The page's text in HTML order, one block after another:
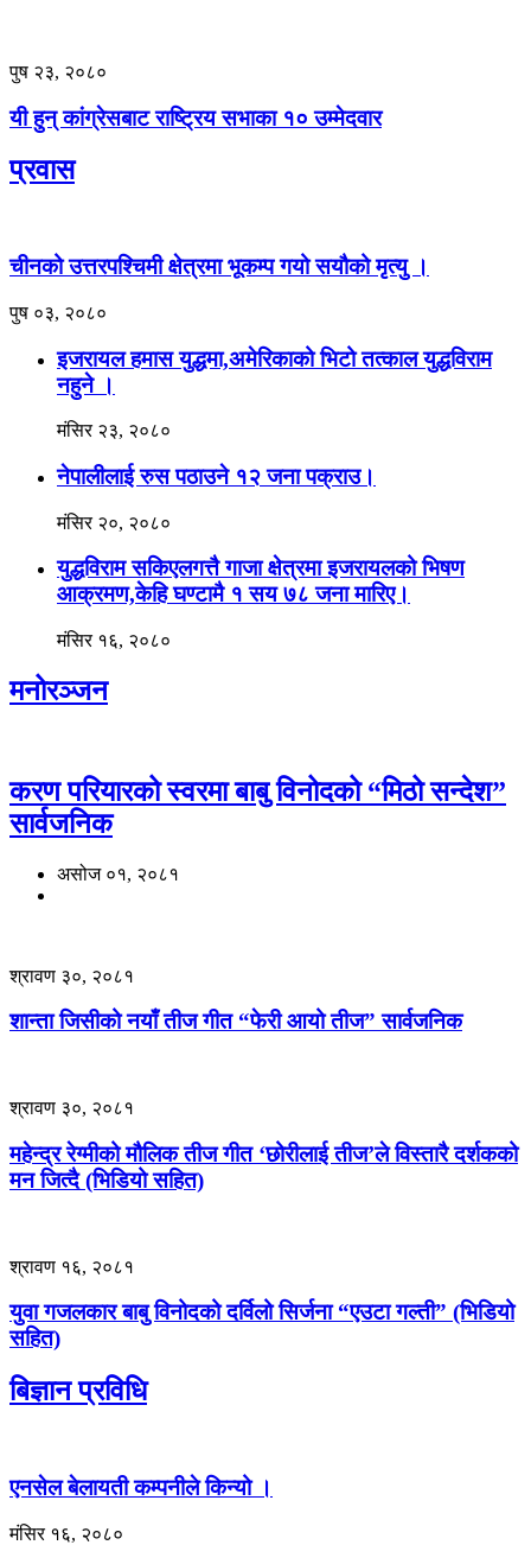
पुष २३, २०८०
यी हुन् कांग्रेसबाट राष्ट्रिय सभाका १० उम्मेदवार
प्रवास
चीनको उत्तरपश्चिमी क्षेत्रमा भूकम्प गयो सयौको मृत्यु ।
पुष ०३, २०८०
इजरायल हमास युद्धमा,अमेरिकाको भिटो तत्काल युद्धविराम
नहुने ।
मंसिर २३, २०८०
नेपालीलाई रुस पठाउने १२ जना पक्राउ।
मंसिर २०, २०८०
युद्धविराम सकिएलगत्तै गाजा क्षेत्रमा इजरायलको भिषण
आक्रमण,केहि घण्टामै १ सय ७८ जना मारिए।
मंसिर १६, २०८०
मनोरञ्जन
करण परियारको स्वरमा बाबु विनोदको “मिठो सन्देश”
सार्वजनिक
असोज ०१, २०८१
श्रावण ३०, २०८१
शान्ता जिसीको नयाँ तीज गीत “फेरी आयो तीज” सार्वजनिक
श्रावण ३०, २०८१
महेन्द्र रेग्मीको मौलिक तीज गीत ‘छोरीलाई तीज’ले विस्तारै दर्शकको
मन जित्दै (भिडियो सहित)
श्रावण १६, २०८१
युवा गजलकार बाबु विनोदको दर्विलो सिर्जना “एउटा गल्ती” (भिडियो
सहित)
बिज्ञान प्रविधि
एनसेल बेलायती कम्पनीले किन्यो ।
मंसिर १६, २०८०